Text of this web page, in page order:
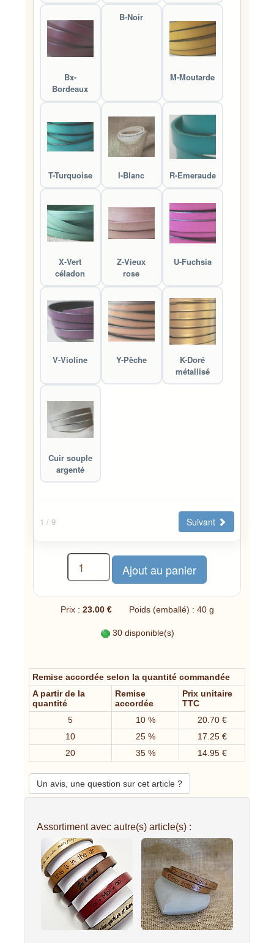
Bx-
Bordeaux
B-Noir
M-Moutarde
T-Turquoise I-Blanc R-Emeraude
X-Vert
céladon
Z-Vieux
rose
U-Fuchsia
V-Violine Y-Pêche
K-Doré
métallisé
Cuir souple
argenté
1 / 9 Suivant
Prix : 23.00 € Poids (emballé) : 40 g
30 disponible(s)
Remise accordée selon la quantité commandée
A partir de la
quantité
Remise
accordée
Prix unitaire
TTC
5
10 %
20.70 €
10
25 %
17.25 €
20
35 % 14.95 €
Un avis, une question sur cet article ?
Assortiment avec autre(s) article(s) :